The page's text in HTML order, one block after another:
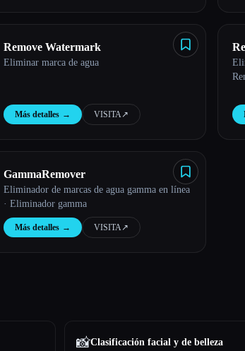
Remove Watermark
Eliminar marca de agua
Más detalles → VISITA↗︎
GammaRemover
Eliminador de marcas de agua gamma en línea
· Eliminador gamma
Más detalles → VISITA↗︎
📸Clasificación facial y de belleza